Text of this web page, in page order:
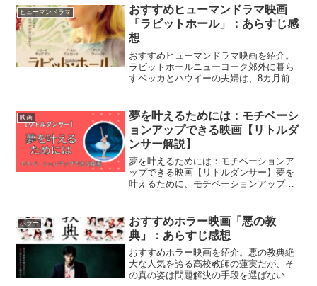
ヒューマンドラマ
おすすめヒューマンドラマ映画
「ラビットホール」：あらすじ感
想
おすすめヒューマンドラマ映画を紹介。
ラビットホールニューヨーク郊外に暮ら
すベッカとハウイーの夫婦は、8カ月前に
イーは思い出にふけることで夫婦の関係
が次第にほころびはじめて...
映画
夢を叶えるためには：モチベーシ
ョンアップできる映画【リトルダ
ンサー解説】
夢を叶えるためには：モチベーションア
ップできる映画【リトルダンサー】夢を
叶えるために、モチベーションアップで
DABA-91469価格：1,650円（税込...
ホラー
おすすめホラー映画「悪の教
典」：あらすじ感想
おすすめホラー映画を紹介。悪の教典絶
大な人気を誇る高校教師の蓮実だが、そ
の真の姿は問題解決の手段を選ばないサ